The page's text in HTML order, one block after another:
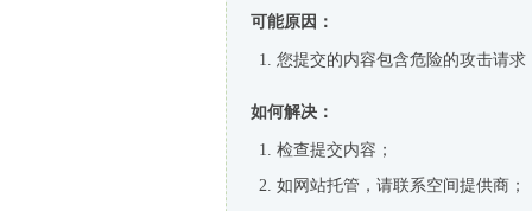
可能原因：
您提交的内容包含危险的攻击请求
如何解决：
检查提交内容；
如网站托管，请联系空间提供商；